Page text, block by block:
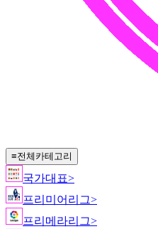
≡전체카테고리
국가대표>
프리미어리그>
프리메라리그>